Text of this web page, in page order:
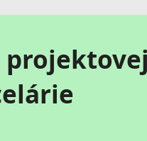
projektovej